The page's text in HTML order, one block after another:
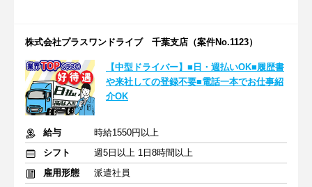
株式会社プラスワンドライブ 千葉支店（案件No.1123）
【中型ドライバー】■日・週払いOK■履歴書
や来社しての登録不要■電話一本でお仕事紹
介OK
給与
時給1550円以上
シフト
週5日以上 1日8時間以上
雇用形態
派遣社員